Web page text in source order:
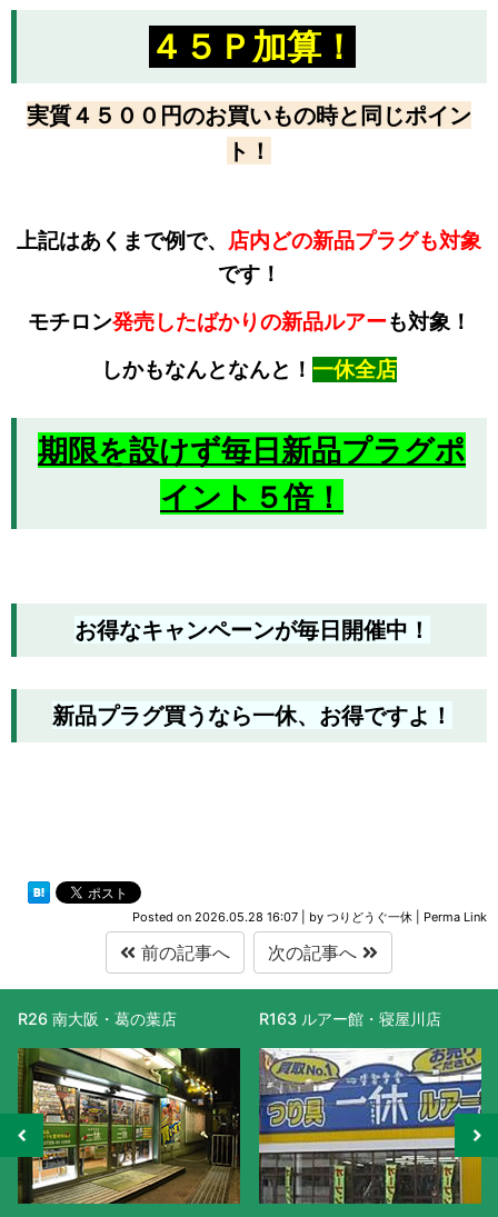
４５Ｐ加算！
実質４５００円のお買いもの時と同じポイン
ト！
上記はあくまで例で、 店内どの新品プラグも対象
です！
モチロン発売したばかりの新品ルアーも対象！
しかもなんとなんと！ 一休全店
期限を設けず毎日新品プラグポ
イント５倍！
お得なキャンペーンが毎日開催中！
新品プラグ買うなら一休、お得ですよ！
Posted on 2026.05.28 16:07 by つりどうぐ一休 Perma Link
前の記事へ 次の記事へ
阪・葛の葉店 R163 ルアー館・寝屋川店 R477 滋